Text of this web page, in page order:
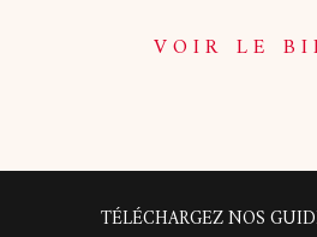
VOIR LE
TÉLÉCHARGEZ NOS